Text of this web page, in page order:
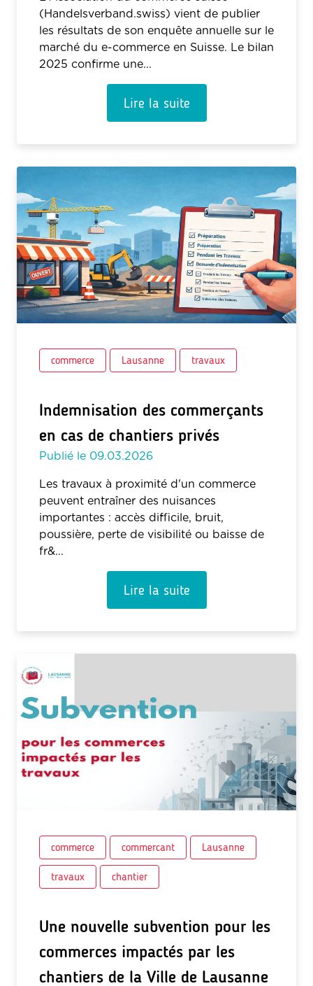
(Handelsverband.swiss) vient de publier
les résultats de son enquête annuelle sur le
marché du e-commerce en Suisse. Le bilan
2025 confirme une...
Lire la suite
commerce Lausanne travaux
Indemnisation des commerçants
en cas de chantiers privés
Publié le 09.03.2026
Les travaux à proximité d'un commerce
peuvent entraîner des nuisances
importantes : accès difficile, bruit,
poussière, perte de visibilité ou baisse de
fr&...
Lire la suite
commerce commercant Lausanne
travaux chantier
Une nouvelle subvention pour les
commerces impactés par les
chantiers de la Ville de Lausanne